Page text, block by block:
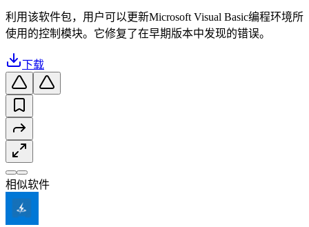
利用该软件包，用户可以更新Microsoft Visual Basic编程环境所
使用的控制模块。它修复了在早期版本中发现的错误。
下载
相似软件